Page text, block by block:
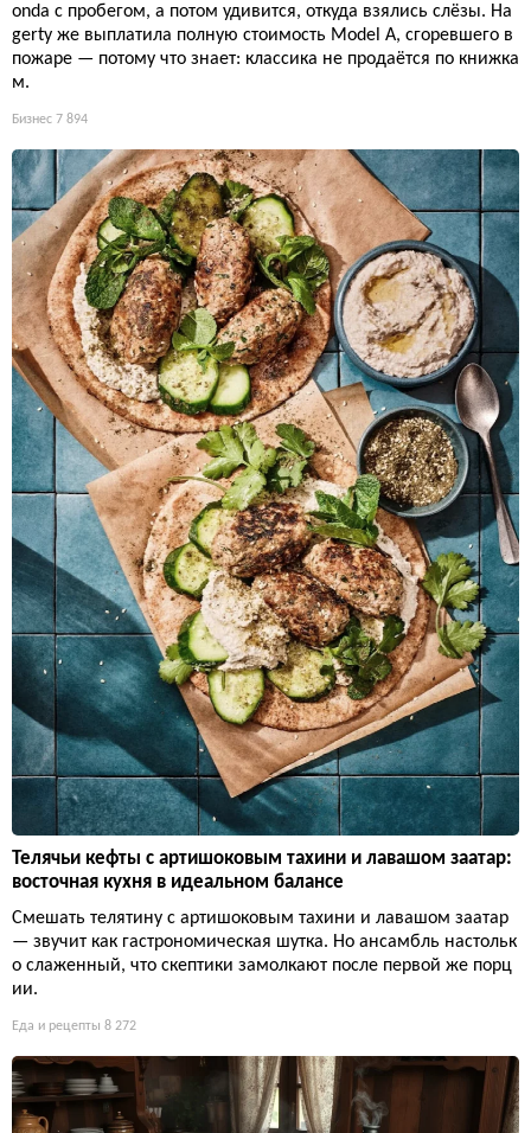
onda с пробегом, а потом удивится, откуда взялись слёзы. Ha
gerty же выплатила полную стоимость Model A, сгоревшего в
пожаре — потому что знает: классика не продаётся по книжка
м.
Бизнес 7 894
Телячьи кефты с артишоковым тахини и лавашом заатар:
восточная кухня в идеальном балансе
Смешать телятину с артишоковым тахини и лавашом заатар
— звучит как гастрономическая шутка. Но ансамбль настольк
о слаженный, что скептики замолкают после первой же порц
ии.
Еда и рецепты 8 272